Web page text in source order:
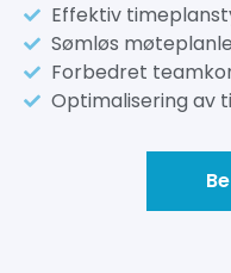
Effektiv
Sømløs
Forbedret
Optimalisering av